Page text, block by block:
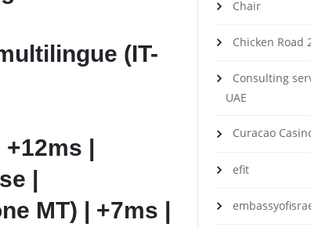
(IT-
+12ms |
|
MT) | +7ms |
Chair
Chicken Road
Consulting
UAE
Curacao
efit